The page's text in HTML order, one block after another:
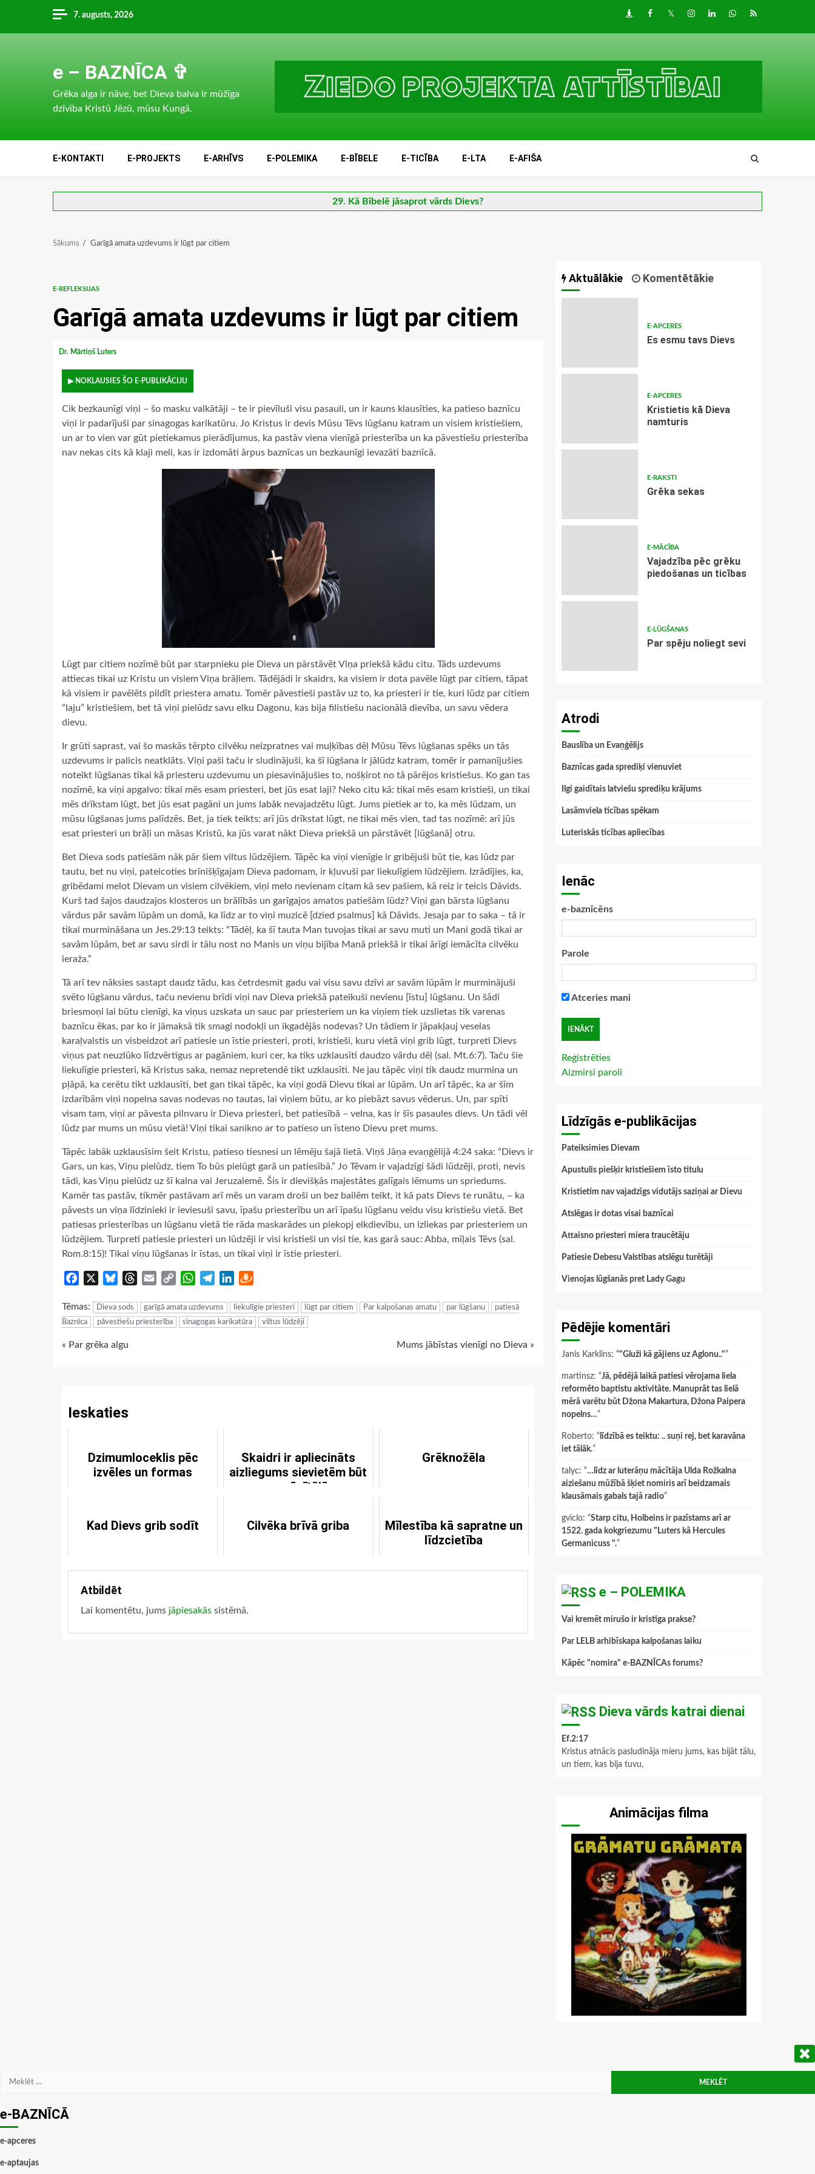
content
7. augusts, 2026 DraugiemFacebook
TwitterInstagram
LinkedInwhatsapp
RSS
e – BAZNĪCA ✞
Grēka alga ir nāve, bet Dieva balva ir mūžīga
dzīvība Kristū Jēzū, mūsu Kungā.
E-KONTAKTI E-PROJEKTS E-ARHĪVS E-POLEMIKA E-BĪBELE E-TICĪBA E-LTA E-AFIŠA
29. Kā Bībelē jāsaprot vārds Dievs?
Sākums Garīgā amata uzdevums ir lūgt par citiem
E-REFLEKSIJAS
Garīgā amata uzdevums ir lūgt par citiem
Dr. Mārtiņš Luters
▶ NOKLAUSIES ŠO E-PUBLIKĀCIJU
Cik bezkaunīgi viņi – šo masku valkātāji – te ir pievīluši visu pasauli, un ir kauns klausīties, ka patieso baznīcu
viņi ir padarījuši par sinagogas karikatūru. Jo Kristus ir devis Mūsu Tēvs lūgšanu katram un visiem kristiešiem,
un ar to vien var gūt pietiekamus pierādījumus, ka pastāv viena vienīgā priesterība un ka pāvestiešu priesterība
nav nekas cits kā klaji meli, kas ir izdomāti ārpus baznīcas un bezkaunīgi ievazāti baznīcā.
Lūgt par citiem nozīmē būt par starpnieku pie Dieva un pārstāvēt Viņa priekšā kādu citu. Tāds uzdevums
attiecas tikai uz Kristu un visiem Viņa brāļiem. Tādējādi ir skaidrs, ka visiem ir dota pavēle lūgt par citiem, tāpat
kā visiem ir pavēlēts pildīt priestera amatu. Tomēr pāvestieši pastāv uz to, ka priesteri ir tie, kuri lūdz par citiem
“laju” kristiešiem, bet tā viņi pielūdz savu elku Dagonu, kas bija filistiešu nacionālā dievība, un savu vēdera
dievu.
Ir grūti saprast, vai šo maskās tērpto cilvēku neizpratnes vai muļķības dēļ Mūsu Tēvs lūgšanas spēks un tās
uzdevums ir palicis neatklāts. Viņi paši taču ir sludinājuši, ka šī lūgšana ir jālūdz katram, tomēr ir pamanījušies
noteikt lūgšanas tikai kā priesteru uzdevumu un piesavinājušies to, nošķirot no tā pārējos kristiešus. Ko gan tas
nozīmē, ka viņi apgalvo: tikai mēs esam priesteri, bet jūs esat laji? Neko citu kā: tikai mēs esam kristieši, un tikai
mēs drīkstam lūgt, bet jūs esat pagāni un jums labāk nevajadzētu lūgt. Jums pietiek ar to, ka mēs lūdzam, un
mūsu lūgšanas jums palīdzēs. Bet, ja tiek teikts: arī jūs drīkstat lūgt, ne tikai mēs vien, tad tas nozīmē: arī jūs
esat priesteri un brāļi un māsas Kristū, ka jūs varat nākt Dieva priekšā un pārstāvēt [lūgšanā] otru.
Bet Dieva sods patiešām nāk pār šiem viltus lūdzējiem. Tāpēc ka viņi vienīgie ir gribējuši būt tie, kas lūdz par
tautu, bet nu viņi, pateicoties brīnišķīgajam Dieva padomam, ir kļuvuši par liekulīgiem lūdzējiem. Izrādījies, ka,
gribēdami melot Dievam un visiem cilvēkiem, viņi melo nevienam citam kā sev pašiem, kā reiz ir teicis Dāvids.
Kurš tad šajos daudzajos klosteros un brālībās un garīgajos amatos patiešām lūdz? Viņi gan bārsta lūgšanu
vārdus pār savām lūpām un domā, ka līdz ar to viņi muzicē [dzied psalmus] kā Dāvids. Jesaja par to saka – tā ir
tikai murmināšana un Jes.29:13 teikts: “Tādēļ, ka šī tauta Man tuvojas tikai ar savu muti un Mani godā tikai ar
savām lūpām, bet ar savu sirdi ir tālu nost no Manis un viņu bijība Manā priekšā ir tikai ārīgi iemācīta cilvēku
ieraža.”
Tā arī tev nāksies sastapt daudz tādu, kas četrdesmit gadu vai visu savu dzīvi ar savām lūpām ir murminājuši
svēto lūgšanu vārdus, taču nevienu brīdi viņi nav Dieva priekšā pateikuši nevienu [īstu] lūgšanu. Un šādi
briesmoņi lai būtu cienīgi, ka viņus uzskata un sauc par priesteriem un ka viņiem tiek uzslietas tik varenas
baznīcu ēkas, par ko ir jāmaksā tik smagi nodokļi un ikgadējās nodevas? Un tādiem ir jāpakļauj veselas
karaļvalstis un visbeidzot arī patiesie un īstie priesteri, proti, kristieši, kuru vietā viņi grib lūgt, turpretī Dievs
viņus pat neuzlūko līdzvērtīgus ar pagāniem, kuri cer, ka tiks uzklausīti daudzo vārdu dēļ (sal. Mt.6:7). Taču šie
liekulīgie priesteri, kā Kristus saka, nemaz nepretendē tikt uzklausīti. Ne jau tāpēc viņi tik daudz murmina un
pļāpā, ka cerētu tikt uzklausīti, bet gan tikai tāpēc, ka viņi godā Dievu tikai ar lūpām. Un arī tāpēc, ka ar šīm
izdarībām viņi nopelna savas nodevas no tautas, lai viņiem būtu, ar ko piebāzt savus vēderus. Un, par spīti
visam tam, viņi ar pāvesta pilnvaru ir Dieva priesteri, bet patiesībā – velna, kas ir šīs pasaules dievs. Un tādi vēl
lūdz par mums un mūsu vietā! Viņi tikai sanikno ar to patieso un īsteno Dievu pret mums.
Tāpēc labāk uzklausīsim šeit Kristu, patieso tiesnesi un lēmēju šajā lietā. Viņš Jāņa evaņģēlijā 4:24 saka: “Dievs ir
Gars, un kas, Viņu pielūdz, tiem To būs pielūgt garā un patiesībā.” Jo Tēvam ir vajadzīgi šādi lūdzēji, proti, nevis
tādi, kas Viņu pielūdz uz šī kalna vai Jeruzalemē. Šis ir dievišķās majestātes galīgais lēmums un spriedums.
Kamēr tas pastāv, tikmēr pastāvam arī mēs un varam droši un bez bailēm teikt, it kā pats Dievs te runātu, – ka
pāvests un viņa līdzinieki ir ieviesuši savu, īpašu priesterību un arī īpašu lūgšanu veidu visu kristiešu vietā. Bet
patiesas priesterības un lūgšanu vietā tie rāda maskarādes un piekopj elkdievību, un izliekas par priesteriem un
lūdzējiem. Turpretī patiesie priesteri un lūdzēji ir visi kristieši un visi tie, kas garā sauc: Abba, mīļais Tēvs (sal.
Rom.8:15)! Tikai viņu lūgšanas ir īstas, un tikai viņi ir īstie priesteri.
Facebook BlueskyThreads
Email
Copy
WhatsApp
TelegramLinkedIn
Tēmas: Dieva sods garīgā amata uzdevums liekulīgie priesteri lūgt par citiem Par kalpošanas amatu par lūgšanu
patiesā
Baznīca
pāvestiešu priesterība sinagogas karikatūra viltus lūdzēji
Continue
« Par grēka algu Mums jābīstas vienīgi no Dieva »
Ieskaties
Dzimumloceklis pēc
izvēles un formas
Skaidri ir apliecināts
aizliegums sievietēm būt
par mācītājām
Grēknožēla
Kad Dievs grib sodīt Cilvēka brīvā griba
Mīlestība kā sapratne un
līdzcietība
Atbildēt
Lai komentētu, jums jāpiesakās sistēmā.
Aktuālākie Komentētākie
E-APCERES
Es esmu tavs Dievs
E-APCERES
Kristietis kā Dieva
namturis
E-RAKSTI
Grēka sekas
E-MĀCĪBA
Vajadzība pēc grēku
piedošanas un ticības
E-LŪGŠANAS
Par spēju noliegt sevi
Atrodi
Bauslība un Evaņģēlijs
Baznīcas gada sprediķi vienuviet
Ilgi gaidītais latviešu sprediķu krājums
Lasāmviela ticības spēkam
Luteriskās ticības apliecības
Ienāc
e-baznīcēns
Parole
Atceries mani
Reģistrēties
Aizmirsi paroli
Līdzīgās e-publikācijas
Pateiksimies Dievam
Apustulis piešķir kristiešiem īsto titulu
Kristietim nav vajadzīgs vidutājs saziņai ar Dievu
Atslēgas ir dotas visai baznīcai
Attaisno priesteri miera traucētāju
Patiesie Debesu Valstības atslēgu turētāji
Vienojas lūgšanās pret Lady Gagu
Pēdējie komentāri
Janis Karklins: “"Gluži kā gājiens uz Aglonu.."”
martinsz: “Jā, pēdējā laikā patiesi vērojama liela
reformēto baptistu aktivitāte. Manuprāt tas lielā
mērā varētu būt Džona Makartura, Džona Paipera
nopelns…”
Roberto: “ līdzībā es teiktu: .. suņi rej, bet karavāna
iet tālāk.”
talyc: “…līdz ar luterāņu mācītāja Ulda Rožkalna
aiziešanu mūžībā šķiet nomiris arī beidzamais
klausāmais gabals tajā radio”
gviclo: “Starp citu, Holbeins ir pazīstams arī ar
1522. gada kokgriezumu "Luters kā Hercules
Germanicuss ".”
e – POLEMIKA
Vai kremēt mirušo ir kristīga prakse?
Par LELB arhibīskapa kalpošanas laiku
Kāpēc "nomira" e-BAZNĪCAs forums?
Dieva vārds katrai dienai
Ef.2:17
Kristus atnācis pasludināja mieru jums, kas bijāt tālu,
un tiem, kas bija tuvu,
Animācijas filma
Meklēt:
e-BAZNĪCĀ
e-apceres
e-aptaujas